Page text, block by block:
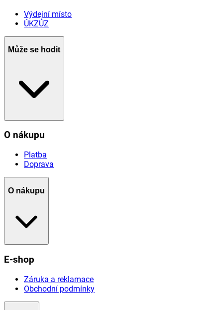
Výdejní místo
ÚKZÚZ
Může se hodit
O nákupu
Platba
Doprava
O nákupu
E-shop
Záruka a reklamace
Obchodní podmínky